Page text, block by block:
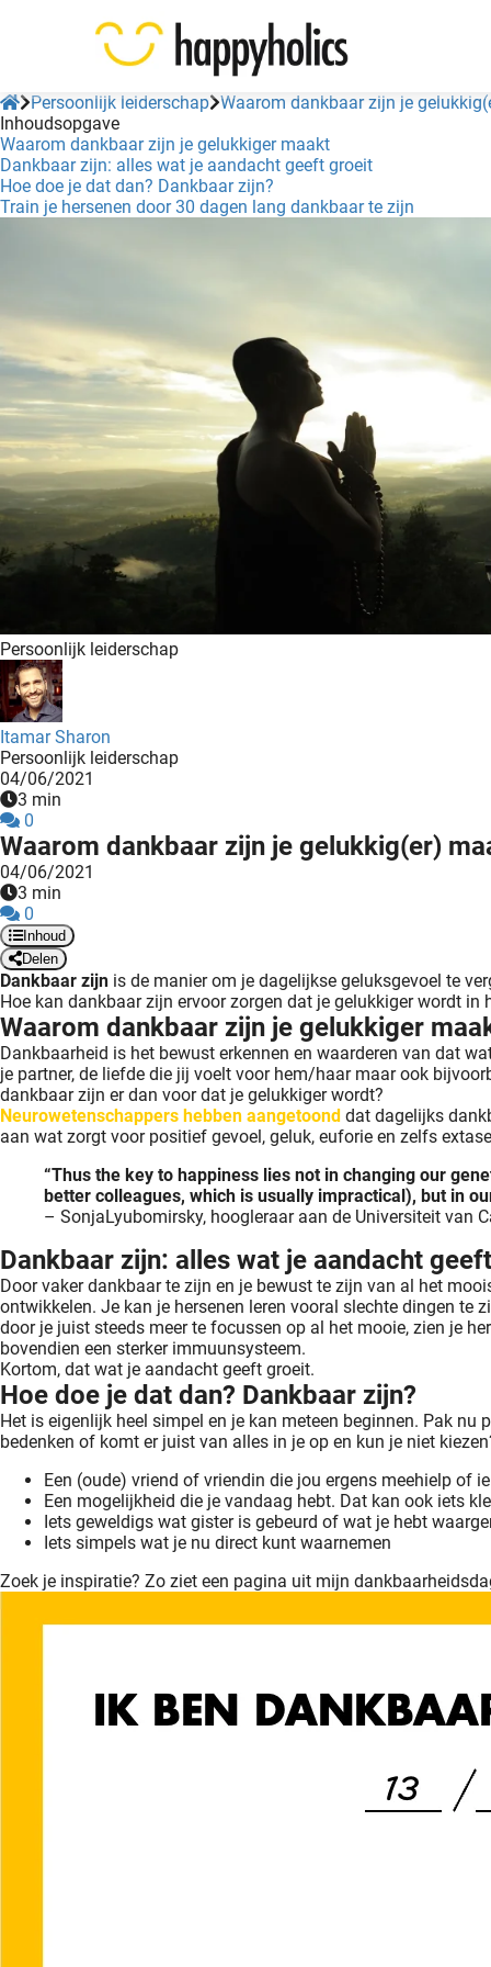
Persoonlijk leiderschap Waarom dankbaar zijn je
Inhoudsopgave
Waarom dankbaar zijn je gelukkiger maakt
Dankbaar zijn: alles wat je aandacht geeft groeit
Hoe doe je dat dan? Dankbaar zijn?
Train je hersenen door 30 dagen lang dankbaar te zijn
Persoonlijk leiderschap
Itamar Sharon
Persoonlijk leiderschap
04/06/2021
3 min
0
Waarom dankbaar zijn je gelukkig(er)
04/06/2021
3 min
0
Inhoud
Delen
Dankbaar zijn is de manier om je dagelijkse geluksgevoel te
Hoe kan dankbaar zijn ervoor zorgen dat je gelukkiger wordt in
Waarom dankbaar zijn je gelukkiger
Dankbaarheid is het bewust erkennen en waarderen van dat
je partner, de liefde die jij voelt voor hem/haar maar ook
dankbaar zijn er dan voor dat je gelukkiger wordt?
Neurowetenschappers hebben aangetoond dat dagelijks
aan wat zorgt voor positief gevoel, geluk, euforie en zelfs
“Thus the key to happiness lies not in changing our
better colleagues, which is usually impractical), but in
– SonjaLyubomirsky, hoogleraar aan de Universiteit van
Dankbaar zijn: alles wat je aandacht
Door vaker dankbaar te zijn en je bewust te zijn van al het
ontwikkelen. Je kan je hersenen leren vooral slechte dingen te
door je juist steeds meer te focussen op al het mooie, zien je
bovendien een sterker immuunsysteem.
Kortom, dat wat je aandacht geeft groeit.
Hoe doe je dat dan? Dankbaar zijn?
Het is eigenlijk heel simpel en je kan meteen beginnen. Pak nu
bedenken of komt er juist van alles in je op en kun je niet
Een (oude) vriend of vriendin die jou ergens meehielp of
Een mogelijkheid die je vandaag hebt. Dat kan ook iets
Iets geweldigs wat gister is gebeurd of wat je hebt
Iets simpels wat je nu direct kunt waarnemen
Zoek je inspiratie? Zo ziet een pagina uit mijn